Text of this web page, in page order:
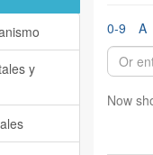
0-9 A
Now
y